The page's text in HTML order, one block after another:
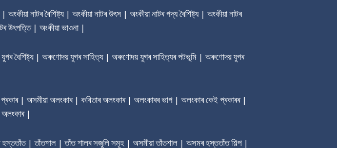
নাটৰ বৈশিষ্ট্য | অংকীয়া নাটৰ উৎস | অংকীয়া নাটৰ গদ্য বৈশিষ্ট্য | অংকীয়া নাটৰ
উৎপত্তি | অংকীয়া ভাওনা |
| অৰুণোদয় যুগৰ সাহিত্য | অৰুণোদয় যুগৰ সাহিত্যৰ পটভূমি | অৰুণোদয় যুগৰ
| অসমীয়া অলংকাৰ | কবিতাৰ অলংকাৰ | অলংকাৰৰ ভাগ | অলংকাৰ কেই প্ৰকাৰৰ |
|
| তাঁতশাল | তাঁত শালৰ সজুলি সমূহ | অসমীয়া তাঁতশাল | অসমৰ হস্ততাঁত শিল্প |